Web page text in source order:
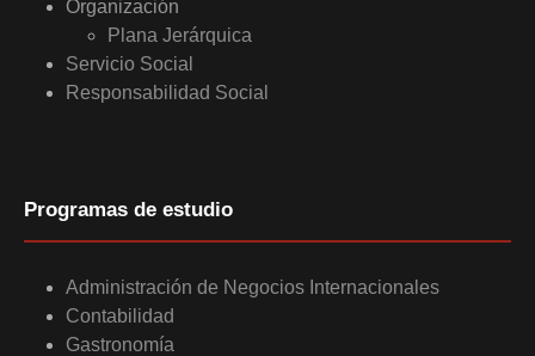
Organización
Plana Jerárquica
Servicio Social
Responsabilidad Social
Programas de estudio
Administración de Negocios Internacionales
Contabilidad
Gastronomía